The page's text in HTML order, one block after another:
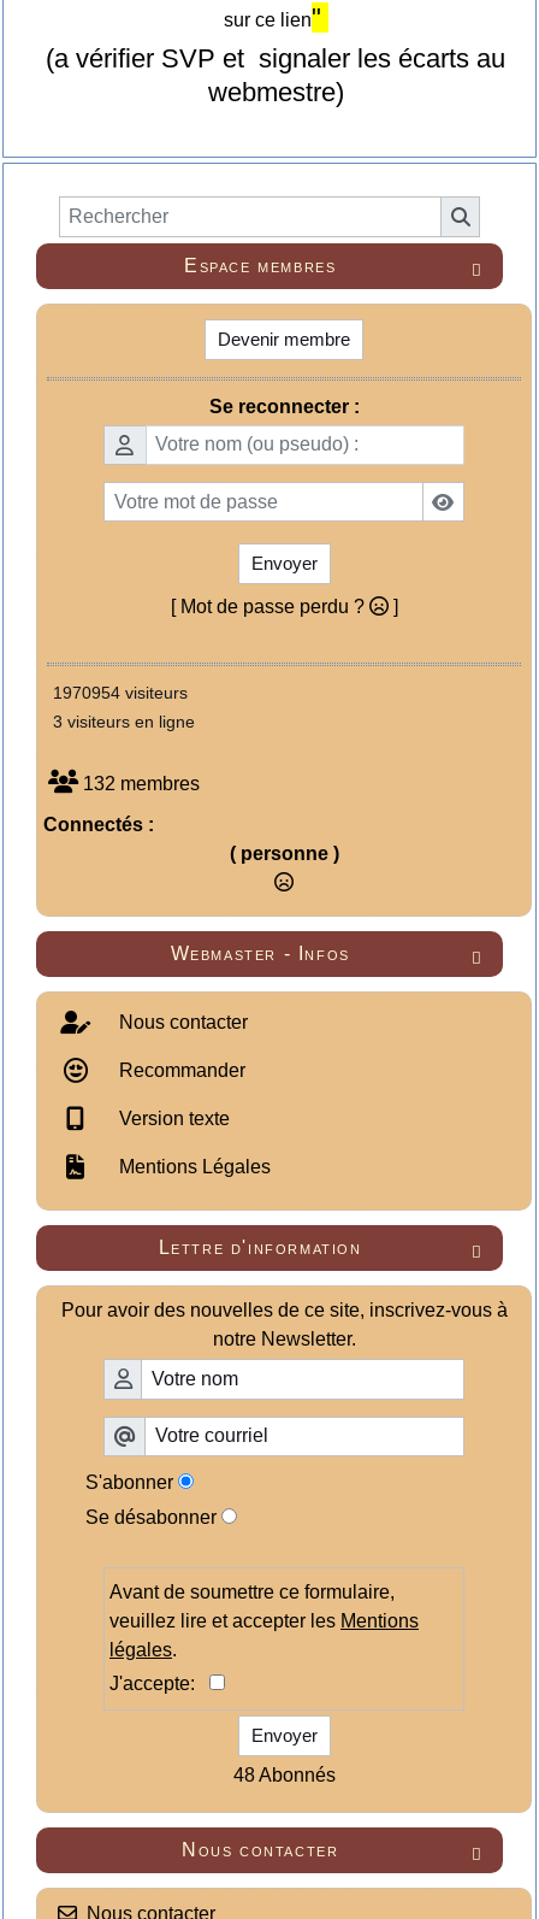
sur ce lien"
(a vérifier SVP et signaler les écarts au
webmestre)

Espace membres
Devenir membre
Se reconnecter :
Envoyer
[ Mot de passe perdu ? ]
1970954 visiteurs
3 visiteurs en ligne
132 membres
Connectés :
( personne )

Webmaster - Infos
Nous contacter
Recommander
Version texte
Mentions Légales

Lettre d'information
Pour avoir des nouvelles de ce site, inscrivez-vous à
notre Newsletter.
S'abonner
Se désabonner
Avant de soumettre ce formulaire,
veuillez lire et accepter les Mentions
légales.
J'accepte:
Envoyer
48 Abonnés

Nous contacter
Nous contacter